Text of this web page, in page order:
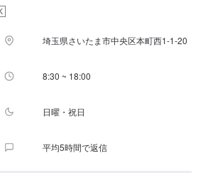
気をつけてお越しください。駐車スペースは事
に駐車してください。受付はスタッフへ「メン
えください。ご案内いたします。【定休日・営
日営業時間：8:30~17:30
埼玉県さいたま市中央区本町西1-1-20
8:30 ~ 18:00
日曜・祝日
平均5時間で返信